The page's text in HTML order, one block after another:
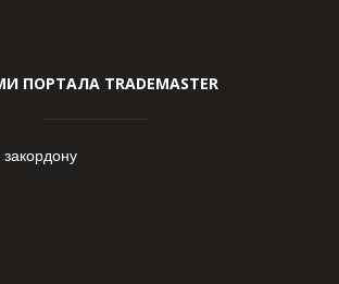
ПОРТАЛА TRADEMASTER